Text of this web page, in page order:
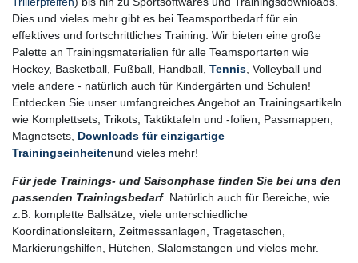
Dies und vieles mehr gibt es bei Teamsportbedarf für ein
effektives und fortschrittliches Training. Wir bieten eine große
Palette an Trainingsmaterialien für alle Teamsportarten wie
Hockey, Basketball, Fußball, Handball, Tennis , Volleyball und
viele andere - natürlich auch für Kindergärten und Schulen!
Entdecken Sie unser umfangreiches Angebot an Trainingsartikeln
wie Komplettsets, Trikots, Taktiktafeln und -folien, Passmappen,
Magnetsets, Downloads für einzigartige
Trainingseinheitenund vieles mehr!
Für jede Trainings- und Saisonphase finden Sie bei uns den
passenden Trainingsbedarf. Natürlich auch für Bereiche, wie
z.B. komplette Ballsätze, viele unterschiedliche
Koordinationsleitern, Zeitmessanlagen, Tragetaschen,
Markierungshilfen, Hütchen, Slalomstangen und vieles mehr.